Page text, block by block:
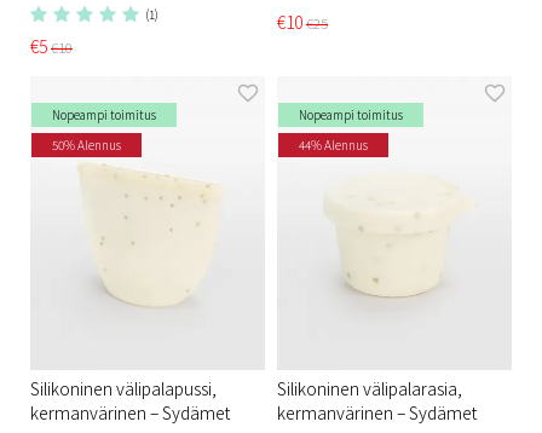
(1)
€5€10
€10€25
Nopeampi toimitus
50% Alennus
Silikoninen välipalapussi,
kermanvärinen – Sydämet
Nopeampi toimitus
44% Alennus
Silikoninen välipalarasia,
kermanvärinen – Sydämet